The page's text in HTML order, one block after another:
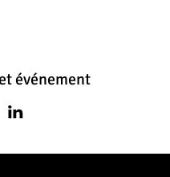
événement